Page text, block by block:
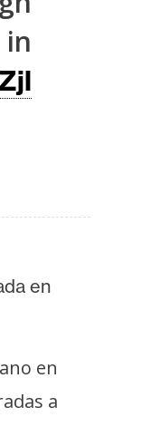
en
en
a